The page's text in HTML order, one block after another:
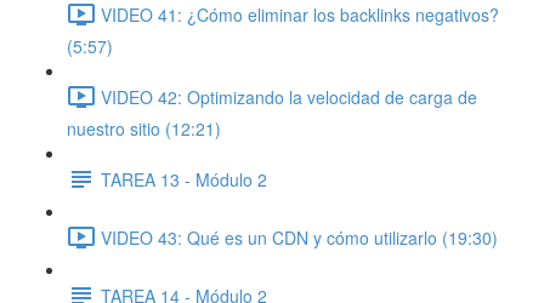
VIDEO 41: ¿Cómo eliminar los backlinks negativos?
(5:57)
VIDEO 42: Optimizando la velocidad de carga de
nuestro sitio (12:21)
TAREA 13 - Módulo 2
VIDEO 43: Qué es un CDN y cómo utilizarlo (19:30)
TAREA 14 - Módulo 2